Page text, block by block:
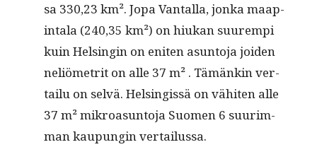
sa 330,23 km². Jopa Van­talla, jon­ka maap­
in­ta­la (240,35 km²) on hiukan suurem­pi
kuin Helsin­gin on eniten asun­to­ja joiden
neliömetrit on alle 37 m² . Tämänkin ver­
tailu on selvä. Helsingis­sä on vähiten alle
37 m² mikroa­sun­to­ja Suomen 6 suurim­
man kaupun­gin vertailussa.